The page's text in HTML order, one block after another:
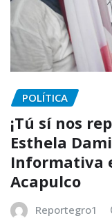
POLÍTICA
¡Tú sí nos
Esthela
Informativa
Acapulco
Reportegro1